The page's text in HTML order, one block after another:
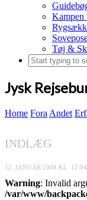
Kampen
Tøj &
Jysk
Home Fora Andet
INDLÆG
12. JANUAR 2004 KL. 12:04
Warning: Invalid
/var/www/